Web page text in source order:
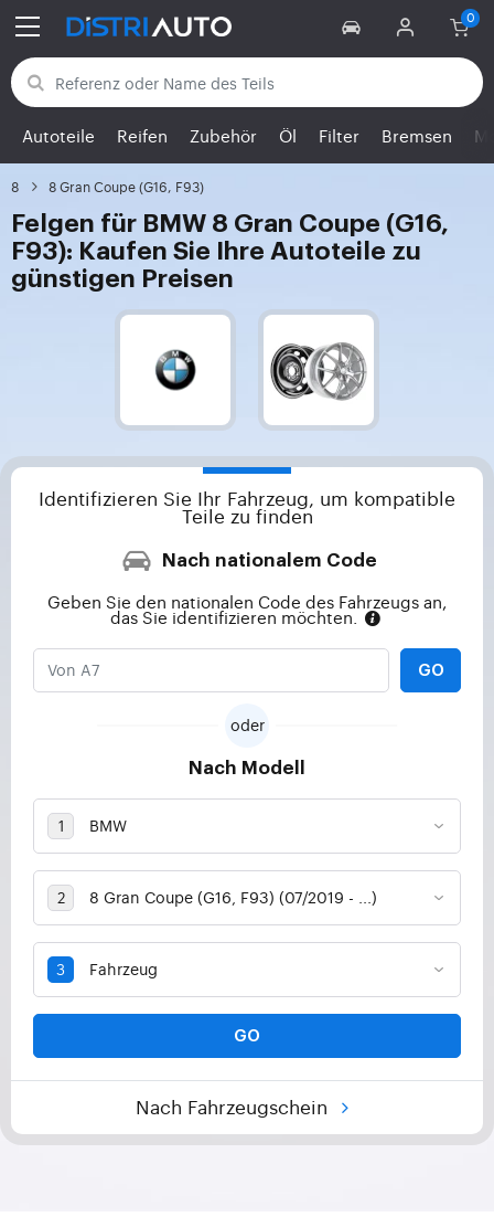
Zurück zu den Kategorien
Autoteile Reifen Zubehör Öl Filter Bremsen
8 8 Gran Coupe (G16, F93)
Felgen für BMW 8 Gran Coupe (G16,
F93): Kaufen Sie Ihre Autoteile zu
günstigen Preisen
Identifizieren Sie Ihr Fahrzeug, um kompatible
Teile zu finden
Nach nationalem Code
Geben Sie den nationalen Code des Fahrzeugs an,
das Sie identifizieren möchten.
GO
oder
Nach Modell
GO
Nach Fahrzeugschein